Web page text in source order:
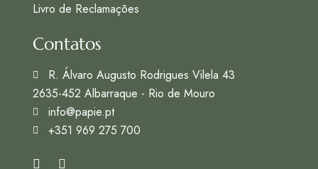
Livro de Reclamações
Contatos
R. Álvaro Augusto Rodrigues Vilela 43
2635-452 Albarraque - Rio de Mouro
info@papie.pt
+351 969 275 700